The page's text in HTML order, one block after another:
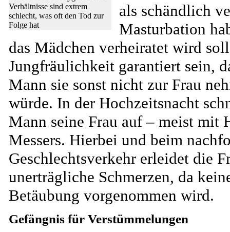
Verhältnisse sind extrem
schlecht, was oft den Tod zur
Folge hat
als schändlich
Masturbation
das Mädchen verheiratet wird
Jungfräulichkeit garantiert sein,
Mann sie sonst nicht zur Frau
würde. In der Hochzeitsnacht
Mann seine Frau auf – meist mit
Messers. Hierbei und beim
Geschlechtsverkehr erleidet die
unerträgliche Schmerzen, da
Betäubung vorgenommen wird.
Gefängnis für Verstümmelungen